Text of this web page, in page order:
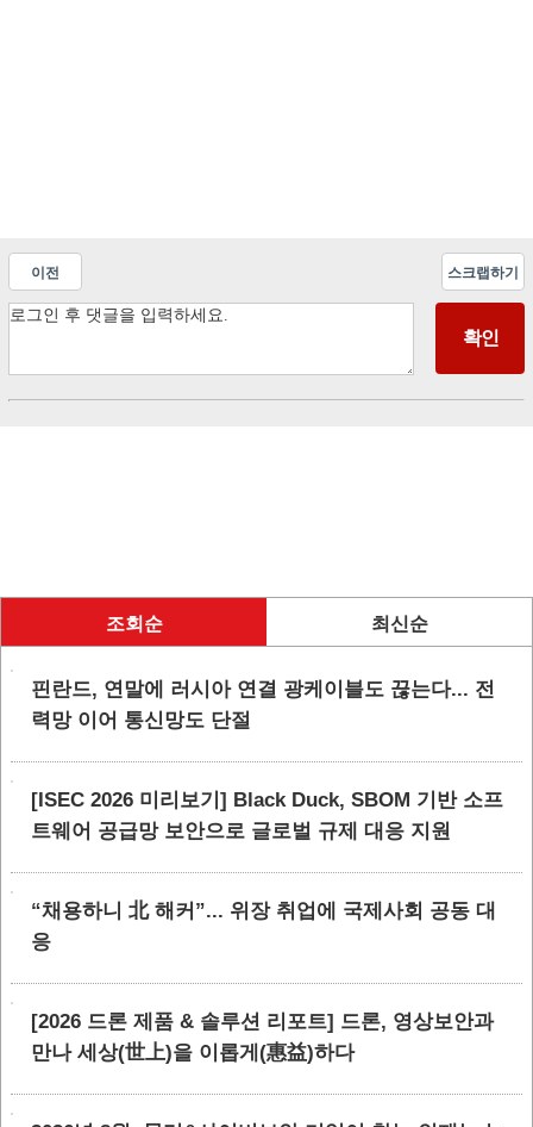
이전 스크랩하기
조회순 최신순
핀란드, 연말에 러시아 연결 광케이블도 끊는다... 전
력망 이어 통신망도 단절
[ISEC 2026 미리보기] Black Duck, SBOM 기반 소프
트웨어 공급망 보안으로 글로벌 규제 대응 지원
“채용하니 北 해커”... 위장 취업에 국제사회 공동 대
응
[2026 드론 제품 & 솔루션 리포트] 드론, 영상보안과
만나 세상(世上)을 이롭게(惠益)하다